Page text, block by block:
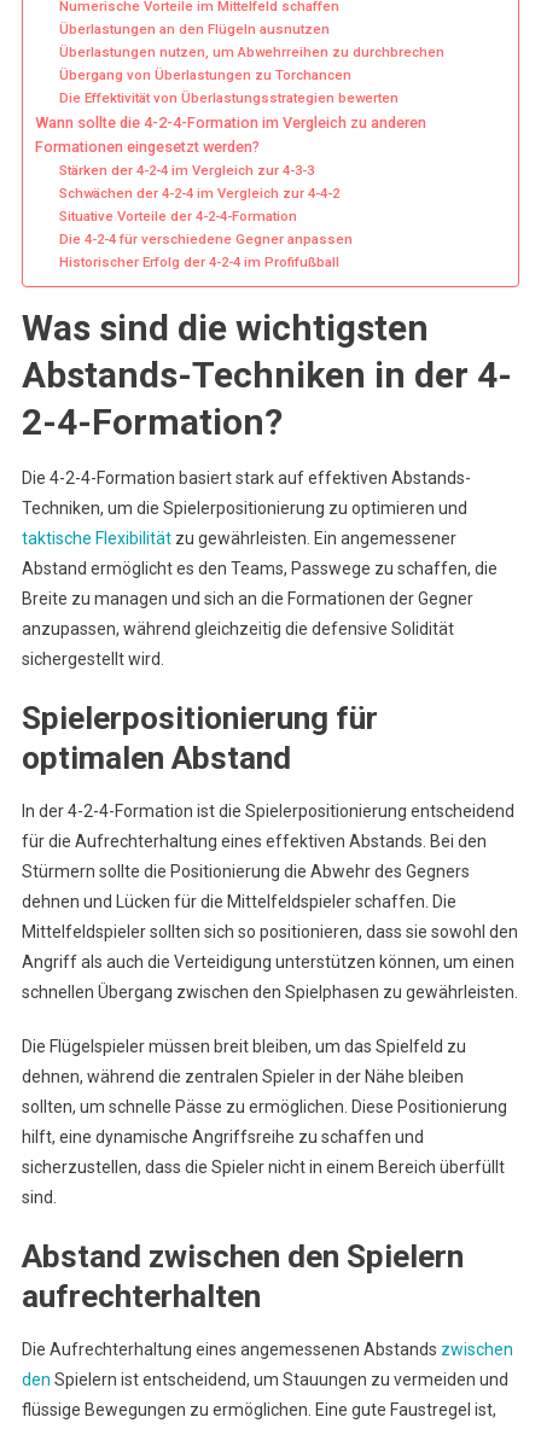
Numerische Vorteile im Mittelfeld schaffen
Überlastungen an den Flügeln ausnutzen
Überlastungen nutzen, um Abwehrreihen zu durchbrechen
Übergang von Überlastungen zu Torchancen
Die Effektivität von Überlastungsstrategien bewerten
Wann sollte die 4-2-4-Formation im Vergleich zu anderen
Formationen eingesetzt werden?
Stärken der 4-2-4 im Vergleich zur 4-3-3
Schwächen der 4-2-4 im Vergleich zur 4-4-2
Situative Vorteile der 4-2-4-Formation
Die 4-2-4 für verschiedene Gegner anpassen
Historischer Erfolg der 4-2-4 im Profifußball
Was sind die wichtigsten
Abstands-Techniken in der 4-
2-4-Formation?
Die 4-2-4-Formation basiert stark auf effektiven Abstands-
Techniken, um die Spielerpositionierung zu optimieren und
taktische Flexibilitätzu gewährleisten. Ein angemessener
Abstand ermöglicht es den Teams, Passwege zu schaffen, die
Breite zu managen und sich an die Formationen der Gegner
anzupassen, während gleichzeitig die defensive Solidität
sichergestellt wird.
Spielerpositionierung für
optimalen Abstand
In der 4-2-4-Formation ist die Spielerpositionierung entscheidend
für die Aufrechterhaltung eines effektiven Abstands. Bei den
Stürmern sollte die Positionierung die Abwehr des Gegners
dehnen und Lücken für die Mittelfeldspieler schaffen. Die
Mittelfeldspieler sollten sich so positionieren, dass sie sowohl den
Angriff als auch die Verteidigung unterstützen können, um einen
schnellen Übergang zwischen den Spielphasen zu gewährleisten.
Die Flügelspieler müssen breit bleiben, um das Spielfeld zu
dehnen, während die zentralen Spieler in der Nähe bleiben
sollten, um schnelle Pässe zu ermöglichen. Diese Positionierung
hilft, eine dynamische Angriffsreihe zu schaffen und
sicherzustellen, dass die Spieler nicht in einem Bereich überfüllt
sind.
Abstand zwischen den Spielern
aufrechterhalten
Die Aufrechterhaltung eines angemessenen Abstands zwischen
den Spielern ist entscheidend, um Stauungen zu vermeiden und
flüssige Bewegungen zu ermöglichen. Eine gute Faustregel ist,